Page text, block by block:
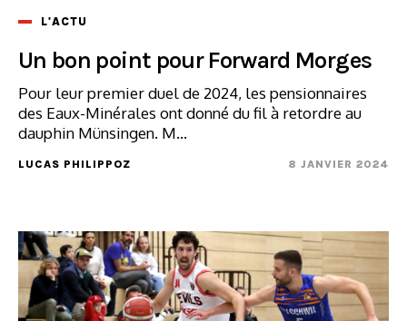
L'ACTU
Un bon point pour Forward Morges
Pour leur premier duel de 2024, les pensionnaires
des Eaux-Minérales ont donné du fil à retordre au
dauphin Münsingen. M...
LUCAS PHILIPPOZ 8 JANVIER 2024